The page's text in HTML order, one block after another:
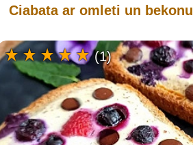
Ciabata ar omleti un bekonu
(1)